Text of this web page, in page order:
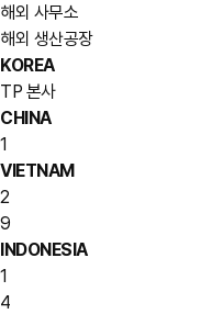
해외 사무소
해외 생산공장
KOREA
TP 본사
CHINA
1
VIETNAM
2
9
INDONESIA
1
4